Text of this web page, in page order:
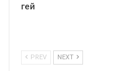
гей
PREV NEXT